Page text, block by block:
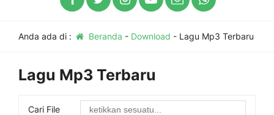
Anda ada di : Beranda - Download - Lagu Mp3 Terbaru
Lagu Mp3 Terbaru
Cari File